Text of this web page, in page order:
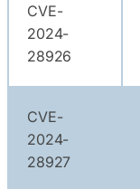
CVE-
2024-
28926
CVE-
2024-
28927